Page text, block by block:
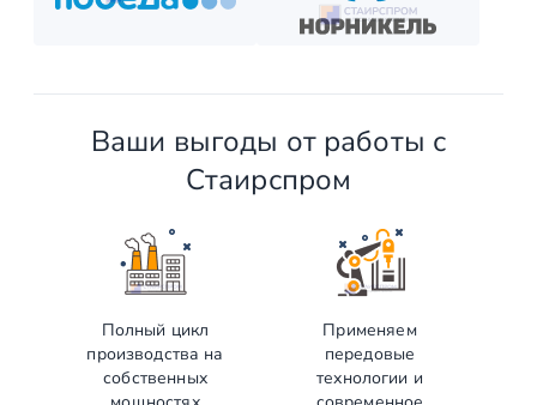
Ваши выгоды от работы с
Стаирспром
Полный цикл
производства на
собственных
Применяем
передовые
технологии и